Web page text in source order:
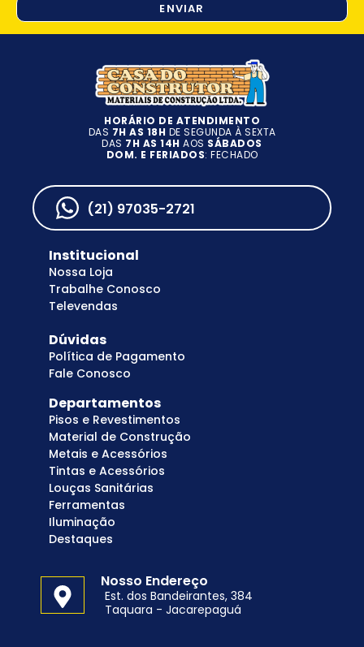
ENVIAR
HORÁRIO DE ATENDIMENTO
DAS 7H AS 18H DE SEGUNDA À SEXTA
DAS 7H AS 14H AOS SÁBADOS
DOM. E FERIADOS: FECHADO
(21) 97035-2721
Institucional
Nossa Loja
Trabalhe Conosco
Televendas
Dúvidas
Política de Pagamento
Fale Conosco
Departamentos
Pisos e Revestimentos
Material de Construção
Metais e Acessórios
Tintas e Acessórios
Louças Sanitárias
Ferramentas
Iluminação
Destaques
Nosso Endereço
Est. dos Bandeirantes, 384
Taquara - Jacarepaguá